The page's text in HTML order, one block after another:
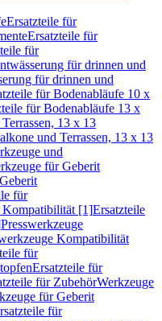
Ersatzteile für
Ersatzteile für
für
für drinnen und
für drinnen und
für Bodenabläufe 10 x
für Bodenabläufe 13 x
13 x 13
und Terrassen, 13 x 13
und
für Geberit
für
Kompatibilität [1]Ersatzteile
Presswerkzeuge
Kompatibilität
für
Ersatzteile für
für ZubehörWerkzeuge
für Geberit
für